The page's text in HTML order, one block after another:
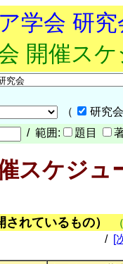
学会 研
開催ス
（
研究
/ 範囲: 題目
スケジュ
れているもの）
/ [